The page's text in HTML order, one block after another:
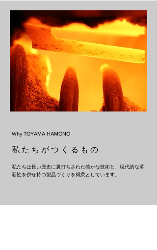
Why TOYAMA HAMONO
私 た ち が つ く る も の
私たちは長い歴史に裏打ちされた確かな技術と、現代的な革
新性を併せ持つ製品づくりを得意としています。